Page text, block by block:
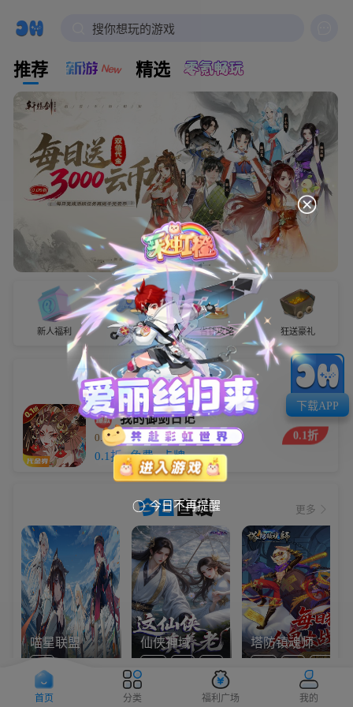
搜你想玩的游戏
推荐 精选
新人福利 试玩有奖 省钱攻略 狂送豪礼
小编推荐
我的御剑日记
0.1折每日送6480
5.9万
0.1折
免费 卡牌
0.1折
今日首发 更多
喵星联盟 仙侠神域 塔防镇魂师
下载APP
 今日不再提醒
首页 分类 福利广场 我的